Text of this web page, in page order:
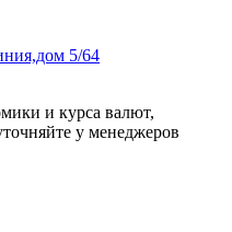
5/64
и курса валют,
у менеджеров